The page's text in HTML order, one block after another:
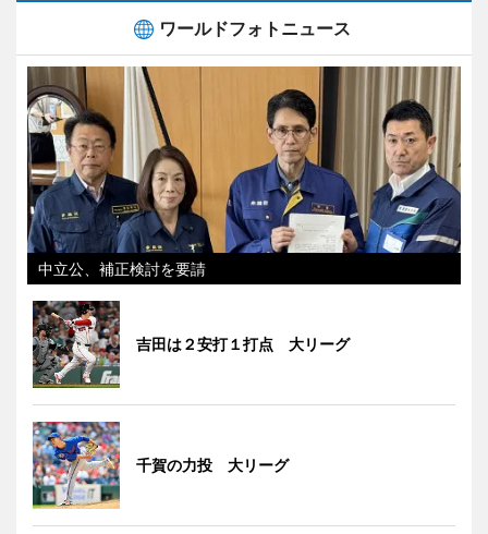
ワールドフォトニュース
中立公、補正検討を要請
吉田は２安打１打点 大リーグ
千賀の力投 大リーグ